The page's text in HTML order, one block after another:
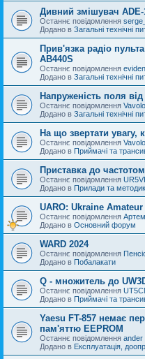
Дивний змішувач ADE-
Останнє повідомлення
Додано в Загальні технічні
Прив'язка радіо
AB440S
Останнє повідомлення
Додано в Загальні технічні
Напруженість поля
Останнє повідомлення Vavolo
Додано в Загальні технічні
На що звертати увагу,
Останнє повідомлення Vavolo
Додано в Приймачі та
Приставка до
Останнє повідомлення
Додано в Прилади та
UARO: Ukraine
Останнє повідомлення
Додано в Основний форум
WARD 2024
Останнє повідомлення
Додано в Побалакати
Q - множитель до
Останнє повідомлення
Додано в Приймачі та
Yaesu FT-857 немає
пам'яттю EEPROM
Останнє повідомлення ander
Додано в Експлуатація,